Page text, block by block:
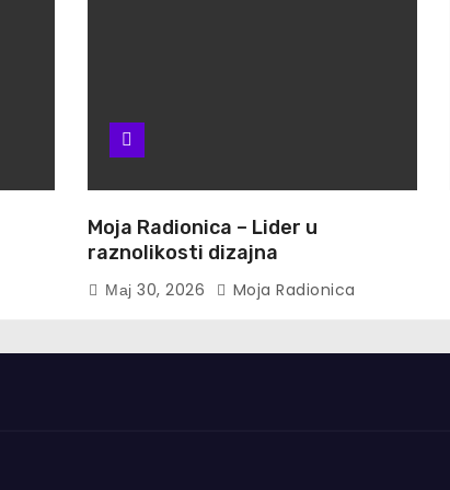
Moja Radionica – Lider u
raznolikosti dizajna
Мај 30, 2026 Moja Radionica